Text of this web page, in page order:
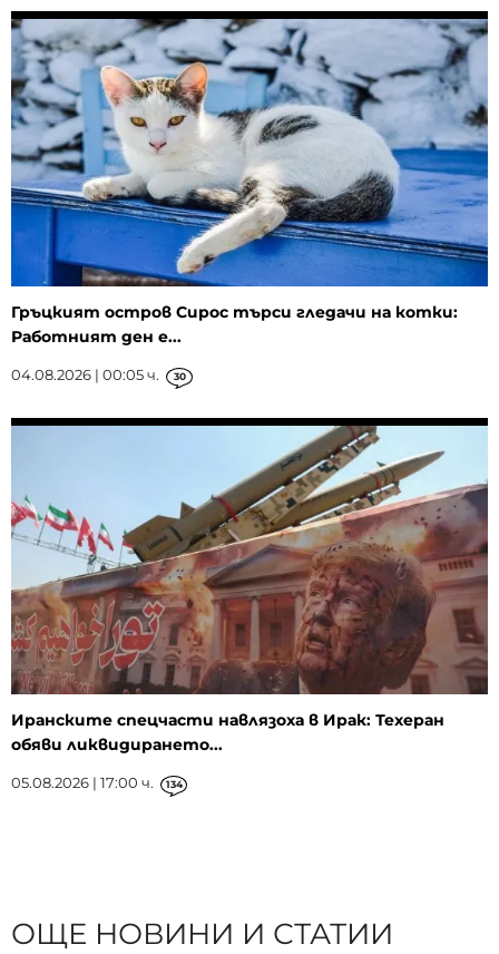
Гръцкият остров Сирос търси гледачи на котки:
Работният ден е...
04.08.2026 | 00:05 ч. 30
Иранските спецчасти навлязоха в Ирак: Техеран
обяви ликвидирането...
05.08.2026 | 17:00 ч. 134
ОЩЕ НОВИНИ И СТАТИИ